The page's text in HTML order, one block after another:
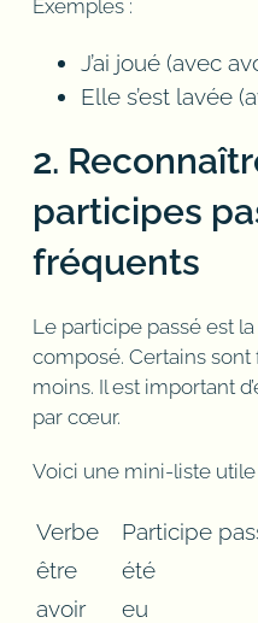
Exemples :
J’ai joué (avec
Elle s’est lavée
2.
participes
fréquents
Le participe passé est
composé. Certains sont
moins. Il est important
par cœur.
Voici une mini-liste utile
Verbe
Participe
être
été
avoir
eu